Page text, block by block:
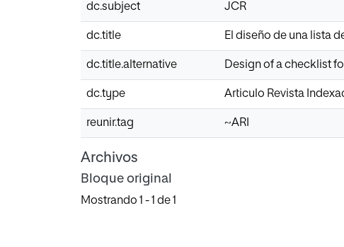
dc.subject JCR
dc.title El diseño de una lista
dc.title.alternative Design of a checklist
dc.type Articulo Revista
reunir.tag ~ARI
Archivos
Bloque original
Mostrando 1 - 1 de 1